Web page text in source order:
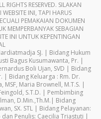
RESERVED. SILAKAN
INI, TAPI HARUS
PEMAKAIAN DOKUMEN
MEMPERBANYAK SEBAGIAN
INI UNTUK KEPENTINGAN
SJ. | Bidang Hukum
Bagus Kusumawanta, Pr. |
Boli Ujan, SVD | Bidang
| Bidang Keluarga : Rm. Dr.
Maria Brownell, M.T.S. |
S.T.D. | Pembimbing
D.Min.,Th.M.| Bidang
SX. STL | Bidang Pelayanan:
dan Penulis: Caecilia Triastuti |